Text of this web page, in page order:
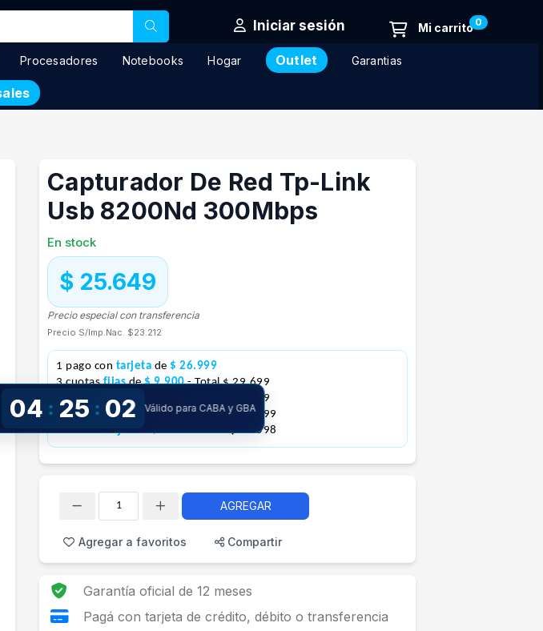
Iniciar sesión 0
Procesadores Notebooks Hogar Outlet Garantias
Capturador De Red Tp-Link
Usb 8200Nd 300Mbps
En stock
$ 25.649
Precio especial con transferencia
Precio S/Imp.Nac. $23.212
1 pago con tarjeta de $ 26.999
3 cuotasfijasde$ 9.900- Total $ 29.699
6 cuotas
fijasde
- Total $ 32.399
12 cuotasfijas de$ 3.150- Total $ 37.799
24 cuotasfijasde$ 2.025- Total $ 48.598
04 : 25 : 01 Válido para CABA y GBA
AGREGAR
Agregar a favoritos Compartir
Garantía oficial de 12 meses
Pagá con tarjeta de crédito, débito o transferencia